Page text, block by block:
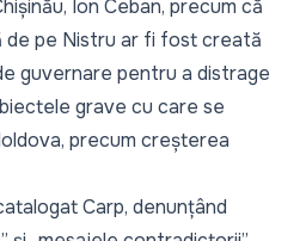
Ion Ceban, precum că
de pe Nistru ar fi fost creată
guvernare pentru a distrage
grave cu care se
precum creșterea
Carp, denunțând